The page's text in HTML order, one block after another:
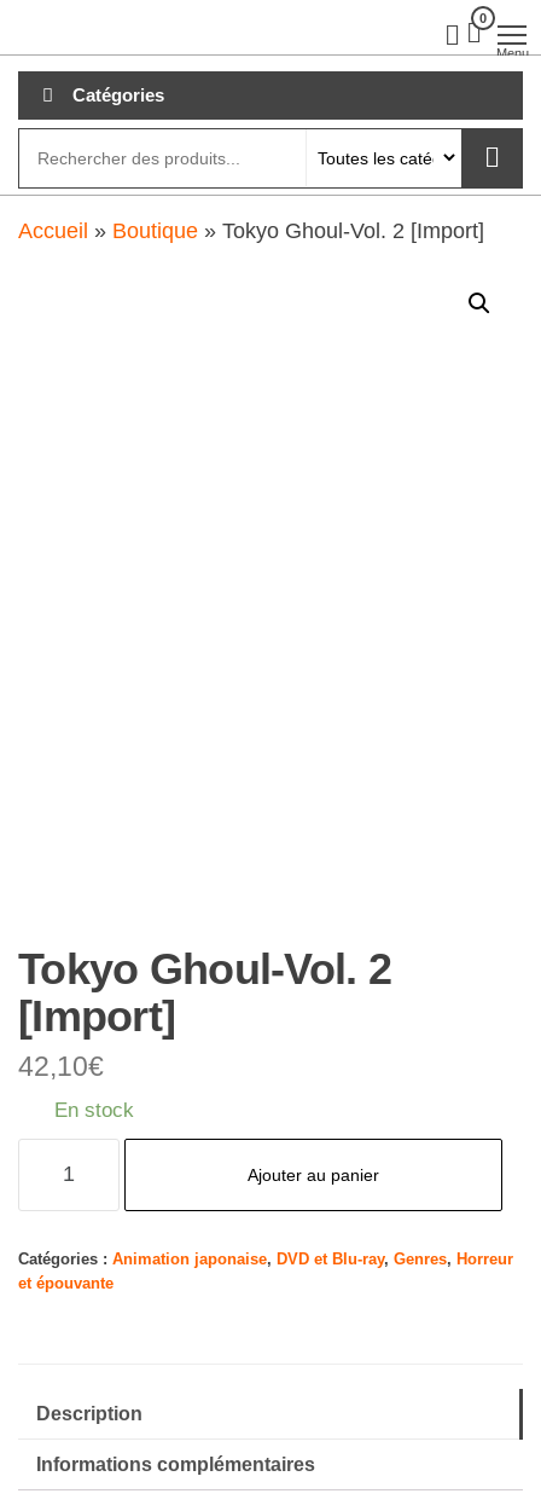
au
contenu
0
Menu
Catégories
Accueil » Boutique » Tokyo Ghoul-Vol. 2 [Import]
Tokyo Ghoul-Vol. 2
[Import]
42,10€
En stock
Ghoul-
Vol.
Ajouter au panier
Catégories : Animation japonaise, DVD et Blu-ray, Genres, Horreur
et épouvante
Description
Informations complémentaires